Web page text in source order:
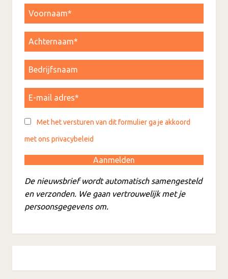
Met het versturen van dit formulier ga je akkoord
met ons privacybeleid
De nieuwsbrief wordt automatisch samengesteld
en verzonden. We gaan vertrouwelijk met je
persoonsgegevens om.